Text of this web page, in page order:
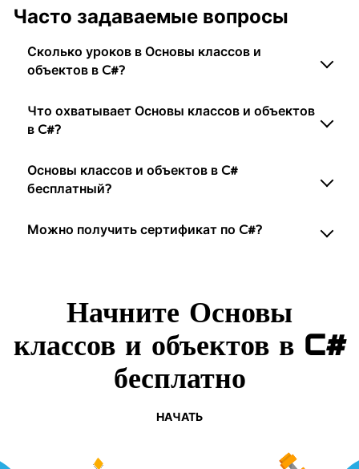
Часто задаваемые вопросы
Сколько уроков в Основы классов и
объектов в C#?
Что охватывает Основы классов и объектов
в C#?
Основы классов и объектов в C#
бесплатный?
Можно получить сертификат по C#?
Начните Основы
классов и объектов в C#
бесплатно
НАЧАТЬ